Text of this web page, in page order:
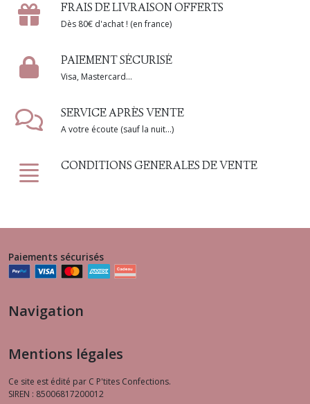
FRAIS DE LIVRAISON OFFERTS
Dès 80€ d'achat ! (en france)
PAIEMENT SÉCURISÉ
Visa, Mastercard...
SERVICE APRÈS VENTE
A votre écoute (sauf la nuit...)
CONDITIONS GENERALES DE VENTE
Paiements sécurisés
Navigation
Mentions légales
Ce site est édité par C P'tites Confections.
SIREN : 85006817200012